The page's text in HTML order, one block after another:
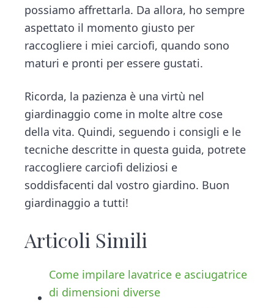
possiamo affrettarla. Da allora, ho sempre
aspettato il momento giusto per
raccogliere i miei carciofi, quando sono
maturi e pronti per essere gustati.
Ricorda, la pazienza è una virtù nel
giardinaggio come in molte altre cose
della vita. Quindi, seguendo i consigli e le
tecniche descritte in questa guida, potrete
raccogliere carciofi deliziosi e
soddisfacenti dal vostro giardino. Buon
giardinaggio a tutti!
Articoli Simili
Come impilare lavatrice e asciugatrice
di dimensioni diverse